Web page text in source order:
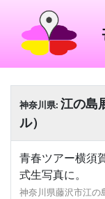
神奈川県: 江の島
ル）
青春ツアー横須
式生写真に。
神奈川県藤沢市江の